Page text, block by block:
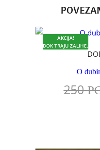
AKCIJA!
DOK TRAJU ZALIHE.
O
250